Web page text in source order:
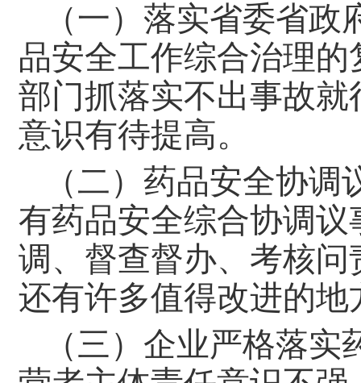
（一）落实省委省
品安全工作综合治理
部门抓落实不出事故
意识有待提高。
（二）药品安全协
有药品安全综合协调
调、督查督办、考核
还有许多值得改进的地
（三）企业严格落